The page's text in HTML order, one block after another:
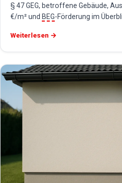
§ 47 GEG, betroffene Gebäude,
€/m² und BEG-Förderung im
Weiterlesen →